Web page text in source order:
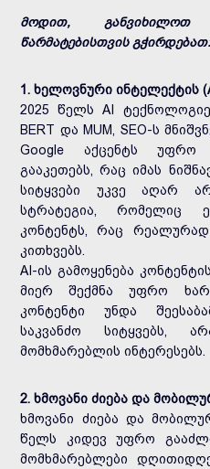
მოდით, განვიხილოთ
წარმატებისთვის
1. ხელოვნური ინტელექტის
2025 წელს AI
BERT და MUM, SEO-ს
Google აქცენტს უფრო
გააკეთებს, რაც იმას
სიტყვები უკვე აღარ
სტრატეგია, რომელიც
კონტენტს, რაც რეალურად
კითხვებს.
AI-ის გამოყენება
მიერ შექმნა უფრო
კონტენტი უნდა
საკვანძო სიტყვებს,
მომხმარებლის ინტერესებს.
2. ხმოვანი ძიება და
ხმოვანი ძიება და
წელს კიდევ უფრო
მომხმარებლები